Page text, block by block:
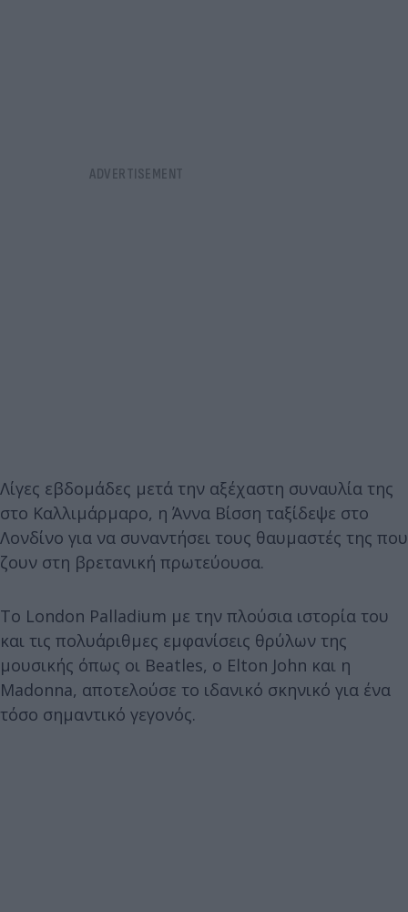
Λίγες εβδομάδες μετά την αξέχαστη συναυλία της
στο Καλλιμάρμαρο, η Άννα Βίσση ταξίδεψε στο
Λονδίνο για να συναντήσει τους θαυμαστές της που
ζουν στη βρετανική πρωτεύουσα.
Το London Palladium με την πλούσια ιστορία του
και τις πολυάριθμες εμφανίσεις θρύλων της
μουσικής όπως οι Beatles, ο Elton John και η
Madonna, αποτελούσε το ιδανικό σκηνικό για ένα
τόσο σημαντικό γεγονός.